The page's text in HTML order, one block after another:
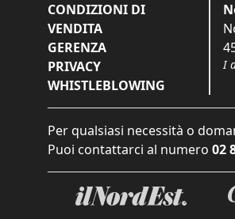
CONDIZIONI DI
VENDITA
GERENZA
PRIVACY
WHISTLEBLOWING
I
Per qualsiasi necessità o
Puoi contattarci al numero 02